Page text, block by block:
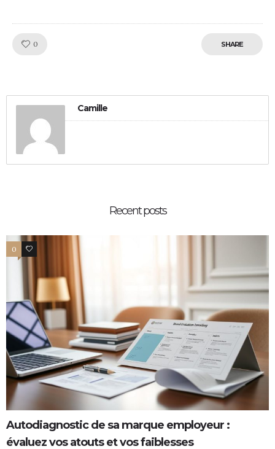
0 SHARE
Camille
Recent posts
0 0
Autodiagnostic de sa marque employeur :
évaluez vos atouts et vos faiblesses